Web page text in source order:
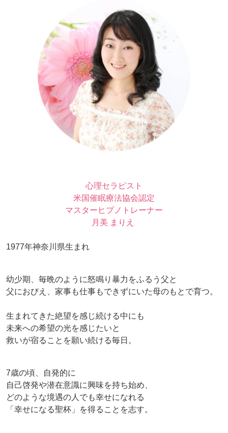
心理セラピスト
米国催眠療法協会認定
マスターヒプノトレーナー
月美 まりえ
1977年神奈川県生まれ
幼少期、毎晩のように怒鳴り暴力をふるう父と
父におびえ、家事も仕事もできずにいた母のもとで育つ。
生まれてきた絶望を感じ続ける中にも
未来への希望の光を感じたいと
救いが宿ることを願い続ける毎日。
7歳の頃、自発的に
自己啓発や潜在意識に興味を持ち始め、
どのような境遇の人でも幸せになれる
「幸せになる聖杯」を得ることを志す。